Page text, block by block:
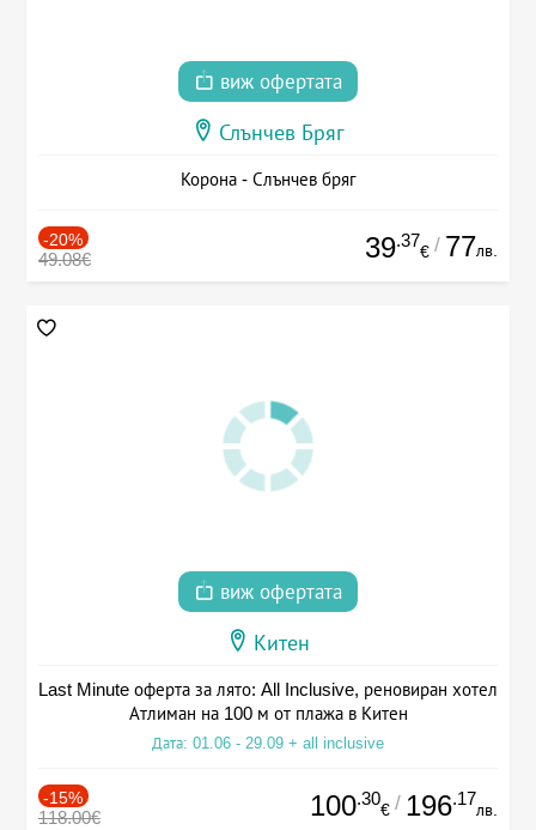
виж офертата
Слънчев Бряг
Корона - Слънчев бряг
-20%
49.08€ 39.37
€ / 77лв.
виж офертата
Китен
Last Minute оферта за лято: All Inclusive, реновиран хотел
Атлиман на 100 м от плажа в Китен
Дата: 01.06 - 29.09 + all inclusive
-15%
118.00€ 100.30
€ / 196.17
лв.